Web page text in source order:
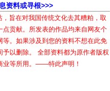
资料或寻根>>>
旨在对我国传统文化去其糟粕，取
贡献。所发表的作品均来自网友个
。如果涉及到您的资料不想在此免
以删除。 全部资料都为原作者版权
业等所用。——特此声明！